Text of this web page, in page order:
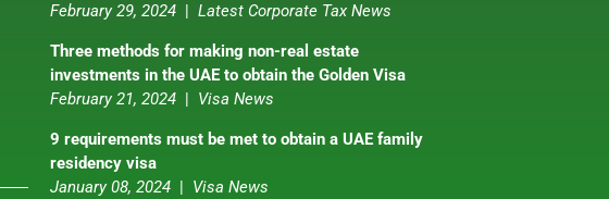
February 29, 2024 |Latest Corporate Tax News
Three methods for making non-real estate
investments in the UAE to obtain the Golden Visa
February 21, 2024 | Visa News
9 requirements must be met to obtain a UAE family
residency visa
January 08, 2024 | Visa News